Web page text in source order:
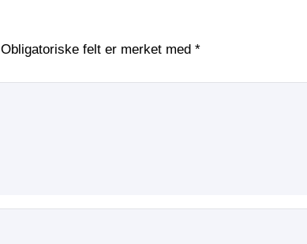
Obligatoriske felt er merket med *